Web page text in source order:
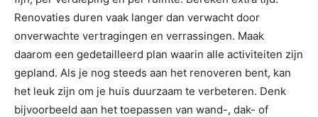
Renovaties duren vaak langer dan verwacht door
onverwachte vertragingen en verrassingen. Maak
daarom een ​​gedetailleerd plan waarin alle activiteiten zijn
gepland. Als je nog steeds aan het renoveren bent, kan
het leuk zijn om je huis duurzaam te verbeteren. Denk
bijvoorbeeld aan het toepassen van wand-, dak- of